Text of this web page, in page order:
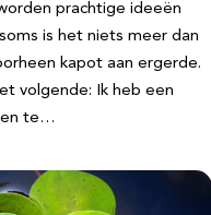
prachtige ideeën
is het niets meer dan
kapot aan ergerde.
volgende: Ik heb een
en te…